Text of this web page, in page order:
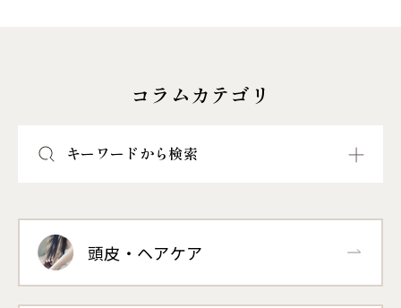
コラムカテゴリ
キーワードから検索
頭皮・ヘアケア